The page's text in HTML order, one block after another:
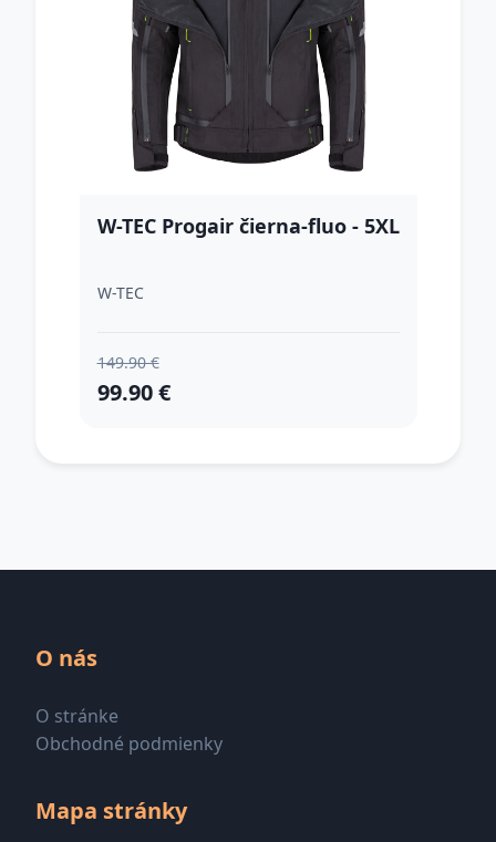
W-TEC Progair čierna-fluo - 5XL
W-TEC
149.90 €
99.90 €
O nás
O stránke
Obchodné podmienky
Mapa stránky